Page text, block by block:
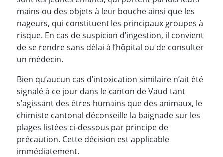
mains ou des objets à leur bouche ainsi que les
nageurs, qui constituent les principaux groupes à
risque. En cas de suspicion d’ingestion, il convient
de se rendre sans délai à l’hôpital ou de consulter
un médecin.
Bien qu’aucun cas d’intoxication similaire n’ait été
signalé à ce jour dans le canton de Vaud tant
s’agissant des êtres humains que des animaux, le
chimiste cantonal déconseille la baignade sur les
plages listées ci-dessous par principe de
précaution. Cette décision est applicable
immédiatement.